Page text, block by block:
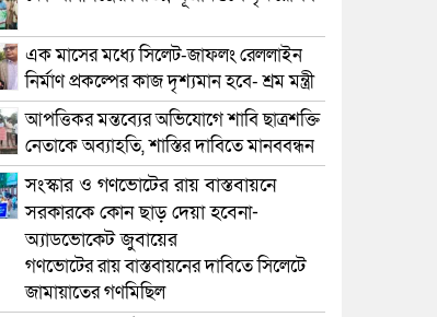
এক মাসের মধ্যে সিলেট-জাফলং রেললাইন
নির্মাণ প্রকল্পের কাজ দৃশ্যমান হবে- শ্রম মন্ত্রী
আপত্তিকর মন্তব্যের অভিযোগে শাবি ছাত্রশক্তি
নেতাকে অব্যাহতি, শাস্তির দাবিতে মানববন্ধন
সংস্কার ও গণভোটের রায় বাস্তবায়নে
সরকারকে কোন ছাড় দেয়া হবেনা-
অ্যাডভোকেট জুবায়ের
গণভোটের রায় বাস্তবায়নের দাবিতে সিলেটে
জামায়াতের গণমিছিল